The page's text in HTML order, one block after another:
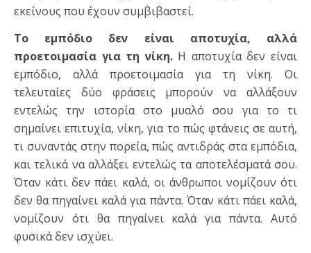
εκείνους που έχουν συμβιβαστεί.
Το εμπόδιο δεν είναι αποτυχία, αλλά
προετοιμασία για τη νίκη.Η αποτυχία δεν είναι
εμπόδιο, αλλά προετοιμασία για τη νίκη. Οι
τελευταίες δύο φράσεις μπορούν να αλλάξουν
εντελώς την ιστορία στο μυαλό σου για το τι
σημαίνει επιτυχία, νίκη, για το πώς φτάνεις σε αυτή,
τι συναντάς στην πορεία, πώς αντιδράς στα εμπόδια,
και τελικά να αλλάξει εντελώς τα αποτελέσματά σου.
Όταν κάτι δεν πάει καλά, οι άνθρωποι νομίζουν ότι
δεν θα πηγαίνει καλά για πάντα. Όταν κάτι πάει καλά,
νομίζουν ότι θα πηγαίνει καλά για πάντα. Αυτό
φυσικά δεν ισχύει.